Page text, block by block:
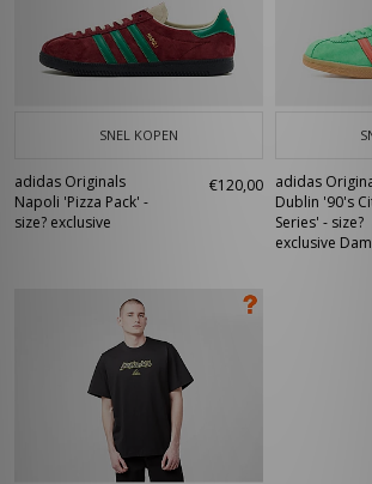
SNEL KOPEN
adidas Originals
Napoli 'Pizza Pack' -
size? exclusive
€120,00
adidas
Dublin '90's
Series' - size?
exclusive